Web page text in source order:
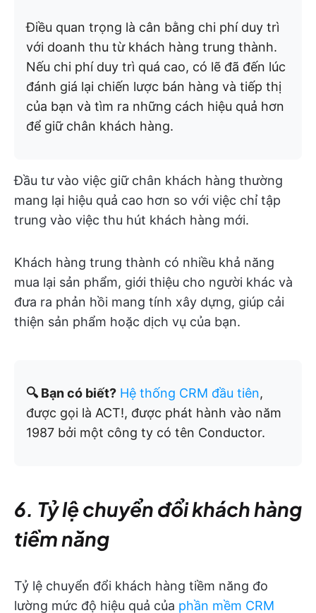
Điều quan trọng là cân bằng chi phí duy trì
với doanh thu từ khách hàng trung thành.
Nếu chi phí duy trì quá cao, có lẽ đã đến lúc
đánh giá lại chiến lược bán hàng và tiếp thị
của bạn và tìm ra những cách hiệu quả hơn
để giữ chân khách hàng.
Đầu tư vào việc giữ chân khách hàng thường
mang lại hiệu quả cao hơn so với việc chỉ tập
trung vào việc thu hút khách hàng mới.
Khách hàng trung thành có nhiều khả năng
mua lại sản phẩm, giới thiệu cho người khác và
đưa ra phản hồi mang tính xây dựng, giúp cải
thiện sản phẩm hoặc dịch vụ của bạn.
🔍 Bạn có biết? Hệ thống CRM đầu tiên,
được gọi là ACT!, được phát hành vào năm
1987 bởi một công ty có tên Conductor.
6. Tỷ lệ chuyển đổi khách hàng
tiềm năng
Tỷ lệ chuyển đổi khách hàng tiềm năng đo
lường mức độ hiệu quả của phần mềm CRM